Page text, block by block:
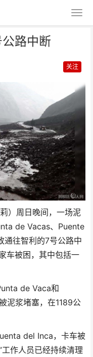
路中断
关注
周日晚间，一场泥
de Vacas、Puente
往智利的7号公路中
车被困，其中包括一
de Vaca和
泥浆堵塞，在1189公
del Inca，卡车被
作人员已经持续清理
断